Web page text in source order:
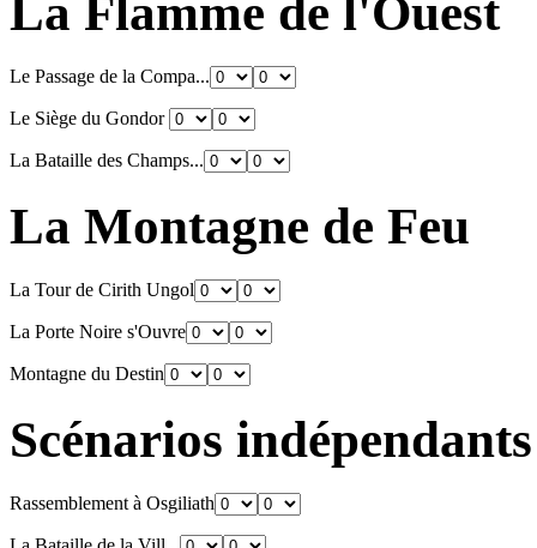
La Flamme de l'Ouest
Le Passage de la Compa...
Le Siège du Gondor
La Bataille des Champs...
La Montagne de Feu
La Tour de Cirith Ungol
La Porte Noire s'Ouvre
Montagne du Destin
Scénarios indépendants
Rassemblement à Osgiliath